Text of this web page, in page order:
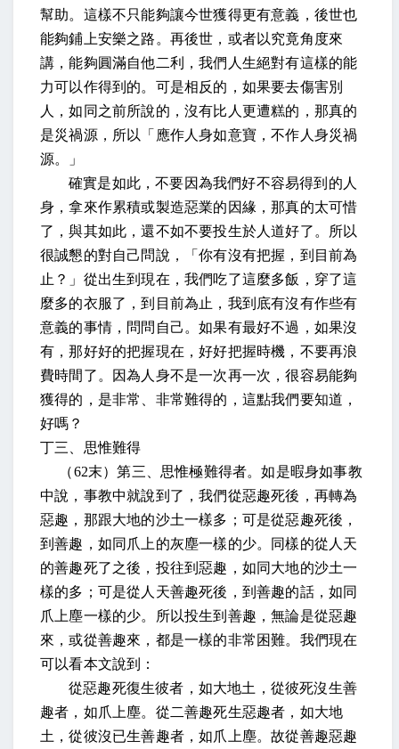
幫助。這樣不只能夠讓今世獲得更有意義，後世也
能夠鋪上安樂之路。再後世，或者以究竟角度來
講，能夠圓滿自他二利，我們人生絕對有這樣的能
力可以作得到的。可是相反的，如果要去傷害別
人，如同之前所說的，沒有比人更遭糕的，那真的
是災禍源，所以「應作人身如意寶，不作人身災禍
源。」
確實是如此，不要因為我們好不容易得到的人
身，拿來作累積或製造惡業的因緣，那真的太可惜
了，與其如此，還不如不要投生於人道好了。所以
很誠懇的對自己問說，「你有沒有把握，到目前為
止？」從出生到現在，我們吃了這麼多飯，穿了這
麼多的衣服了，到目前為止，我到底有沒有作些有
意義的事情，問問自己。如果有最好不過，如果沒
有，那好好的把握現在，好好把握時機，不要再浪
費時間了。因為人身不是一次再一次，很容易能夠
獲得的，是非常、非常難得的，這點我們要知道，
好嗎？
丁三、思惟難得
（62末）第三、思惟極難得者。如是暇身如事教
中說，事教中就說到了，我們從惡趣死後，再轉為
惡趣，那跟大地的沙土一樣多；可是從惡趣死後，
到善趣，如同爪上的灰塵一樣的少。同樣的從人天
的善趣死了之後，投往到惡趣，如同大地的沙土一
樣的多；可是從人天善趣死後，到善趣的話，如同
爪上塵一樣的少。所以投生到善趣，無論是從惡趣
來，或從善趣來，都是一樣的非常困難。我們現在
可以看本文說到：
從惡趣死復生彼者，如大地土，從彼死沒生善
趣者，如爪上塵。從二善趣死生惡趣者，如大地
土，從彼沒已生善趣者，如爪上塵。故從善趣惡趣